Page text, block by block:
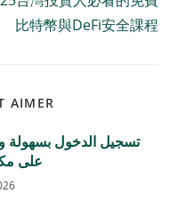
比特幣與DeFi安全課程
AIMER
على مكافأة